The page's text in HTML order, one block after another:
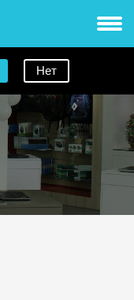
Нет